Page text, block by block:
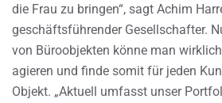
die Frau zu bringen“, sagt Achim
geschäftsführender Gesellschafter.
von Büroobjekten könne man
agieren und finde somit für jeden
Objekt. „Aktuell umfasst unser